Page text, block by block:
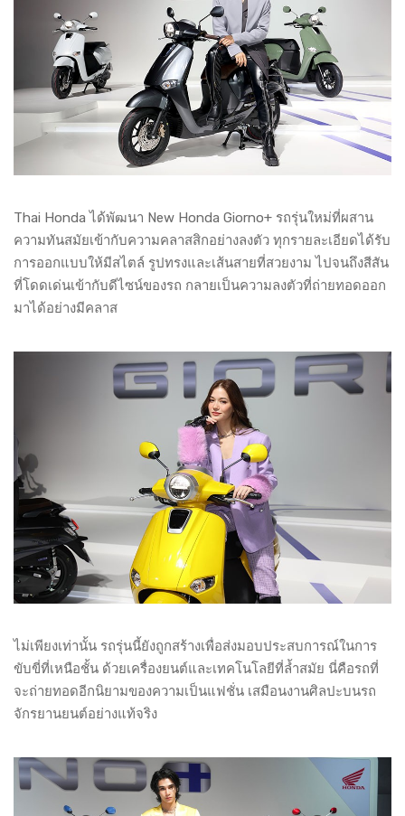
Thai Honda ได้พัฒนา New Honda Giorno+ รถรุ่นใหม่ที่ผสาน
ความทันสมัยเข้ากับความคลาสสิกอย่างลงตัว ทุกรายละเอียดได้รับ
การออกแบบให้มีสไตล์ รูปทรงและเส้นสายที่สวยงาม ไปจนถึงสีสัน
ที่โดดเด่นเข้ากับดีไซน์ของรถ กลายเป็นความลงตัวที่ถ่ายทอดออก
มาได้อย่างมีคลาส
ไม่เพียงเท่านั้น รถรุ่นนี้ยังถูกสร้างเพื่อส่งมอบประสบการณ์ในการ
ขับขี่ที่เหนือชั้น ด้วยเครื่องยนต์และเทคโนโลยีที่ล้ำสมัย นี่คือรถที่
จะถ่ายทอดอีกนิยามของความเป็นแฟชั่น เสมือนงานศิลปะบนรถ
จักรยานยนต์อย่างแท้จริง